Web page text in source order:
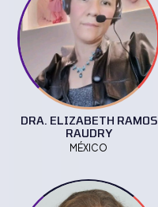
DRA. ELIZABETH RAMOS
RAUDRY
MÉXICO